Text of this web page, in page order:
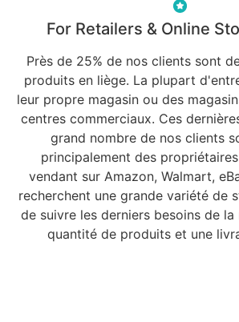
For Retailers & Online
Près de 25% de nos clients sont
produits en liège. La plupart
leur propre magasin ou des
centres commerciaux. Ces
grand nombre de nos clients
principalement des
vendant sur Amazon, Walmart,
recherchent une grande variété de
de suivre les derniers besoins de
quantité de produits et une